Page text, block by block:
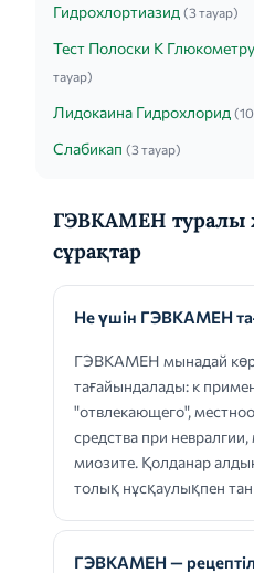
Гидрохлортиазид (3 тауар)
Тест Полоски К
тауар)
Лидокаина Гидрохлорид
Слабикап (3 тауар)
ГЭВКАМЕН туралы
сұрақтар
Не үшін ГЭВКАМЕН
ГЭВКАМЕН мынадай
тағайындалады: к
"отвлекающего",
средства при
миозите. Қолданар
толық нұсқаулықпен
ГЭВКАМЕН —